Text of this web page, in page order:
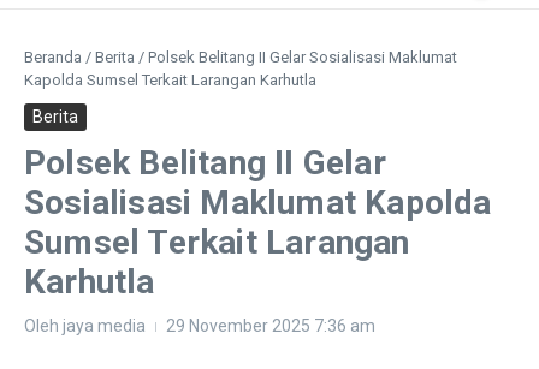
Beranda / Berita / Polsek Belitang II Gelar Sosialisasi Maklumat
Kapolda Sumsel Terkait Larangan Karhutla
Berita
Polsek Belitang II Gelar
Sosialisasi Maklumat Kapolda
Sumsel Terkait Larangan
Karhutla
Oleh jaya media 29 November 2025 7:36 am